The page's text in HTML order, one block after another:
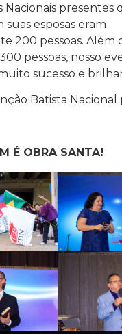
Nacionais presentes
esposas eram
200 pessoas. Além
pessoas, nosso
sucesso e
Batista Nacional
É OBRA SANTA!